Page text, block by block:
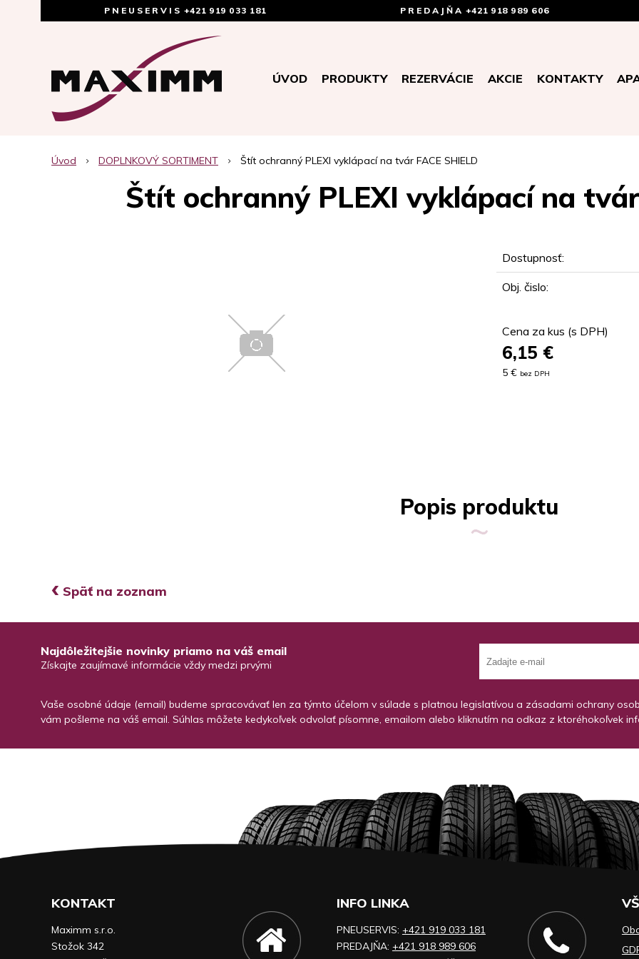
PNEUSERVIS +421 919 033 181 PREDAJŇA +421 918 989 606
ÚVOD PRODUKTY REZERVÁCIE AKCIE KONTAKTY
Úvod DOPLNKOVÝ SORTIMENT Štít ochranný PLEXI vyklápací na tvár FACE SHIELD
Štít ochranný PLEXI vyklápací na tvár
Dostupnosť:
Obj. čislo:
Cena za kus (s DPH)
6,15 €
5 € bez DPH
Popis produktu
‹ Späť na zoznam
Najdôležitejšie novinky priamo na váš email
Získajte zaujímavé informácie vždy medzi prvými
Vaše osobné údaje (email) budeme spracovávať len za týmto účelom v súlade s platnou legislatívou a zásadami ochrany
vám pošleme na váš email. Súhlas môžete kedykoľvek odvolať písomne, emailom alebo kliknutím na odkaz z ktoréhokoľvek
KONTAKT
Maximm s.r.o.
Stožok 342
INFO LINKA
PNEUSERVIS: +421 919 033 181
PREDAJŇA: +421 918 989 606